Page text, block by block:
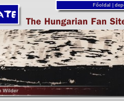
Főoldal